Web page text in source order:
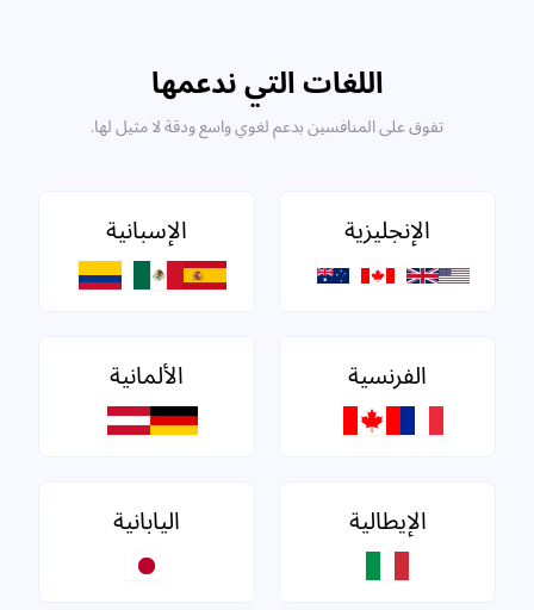
اللغات التي ندعمها
تفوق على المنافسين بدعم لغوي واسع ودقة لا مثيل لها.
الإنجليزية الإسبانية
الفرنسية الألمانية
الإيطالية اليابانية